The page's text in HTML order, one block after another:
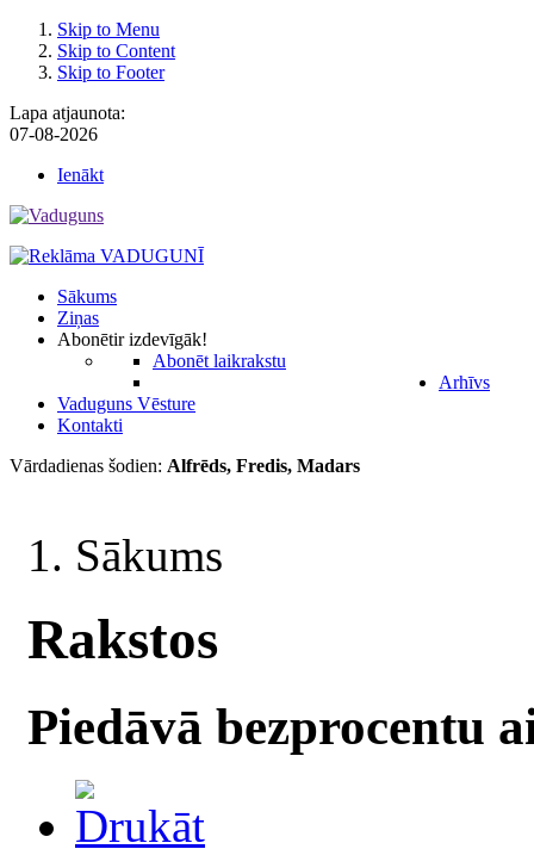
Skip to Menu
Skip to Content
Skip to Footer
Lapa atjaunota:
07-08-2026
Ienākt
Sākums
Ziņas
Abonētir izdevīgāk!
Abonēt laikrakstu
Arhīvs
Vaduguns Vēsture
Kontakti
Vārdadienas šodien: Alfrēds, Fredis, Madars
Sākums
Rakstos
Piedāvā bezprocentu